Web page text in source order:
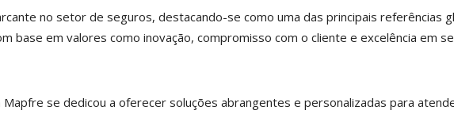
no setor de seguros, destacando-se como uma das principais referências
base em valores como inovação, compromisso com o cliente e excelência em
se dedicou a oferecer soluções abrangentes e personalizadas para